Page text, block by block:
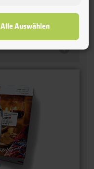
Alle Auswählen